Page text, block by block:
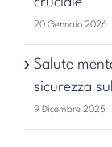
20 Gennaio 2026
Salute
sicurezza
9 Dicembre 2025